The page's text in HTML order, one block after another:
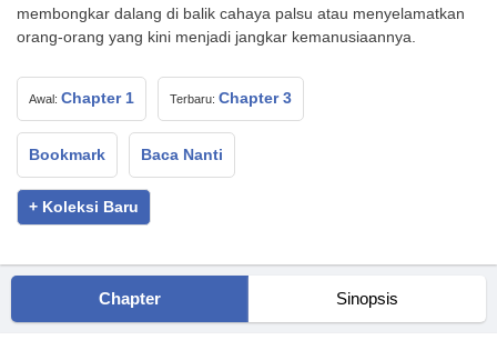
membongkar dalang di balik cahaya palsu atau menyelamatkan
orang-orang yang kini menjadi jangkar kemanusiaannya.
Awal: Chapter 1 Terbaru: Chapter 3
Bookmark Baca Nanti
+ Koleksi Baru
Chapter Sinopsis